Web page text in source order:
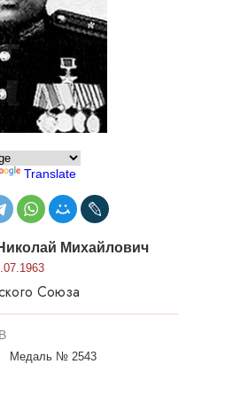
Translate
Михайлович
Союза
Медаль № 2543